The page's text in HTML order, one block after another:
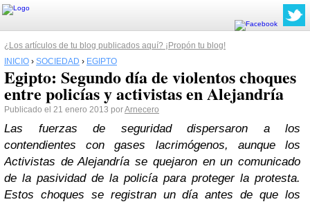
¿Los artículos de tu blog publicados aquí? ¡Propón tu blog!
INICIO › SOCIEDAD › EGIPTO
Egipto: Segundo día de violentos choques
entre policías y activistas en Alejandría
Publicado el 21 enero 2013 porArnecero
Las fuerzas de seguridad dispersaron a los
contendientes con gases lacrimógenos, aunque los
Activistas de Alejandría se quejaron en un comunicado
de la pasividad de la policía para proteger la protesta.
Estos choques se registran un día antes de que los